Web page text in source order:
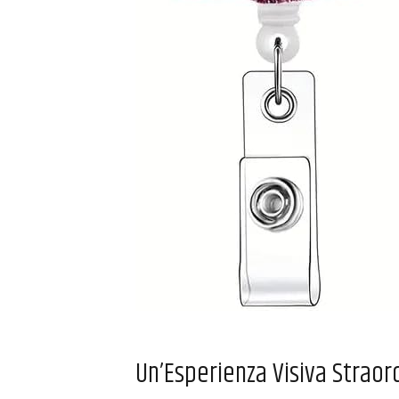
Un’Esperienza Visiva